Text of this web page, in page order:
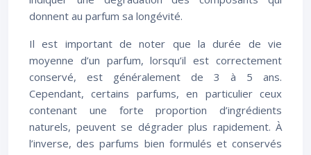
donnent au parfum sa longévité.
Il est important de noter que la durée de vie
moyenne d’un parfum, lorsqu’il est correctement
conservé, est généralement de 3 à 5 ans.
Cependant, certains parfums, en particulier ceux
contenant une forte proportion d’ingrédients
naturels, peuvent se dégrader plus rapidement. À
l’inverse, des parfums bien formulés et conservés